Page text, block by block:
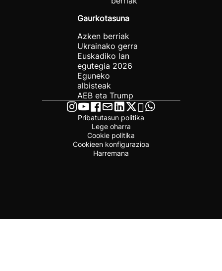
Gaurkotasuna
Azken berriak
Ukrainako gerra
Euskadiko lan
egutegia 2026
Eguneko
albisteak
AEB eta Trump
Pribatutasun politika
Lege oharra
Cookie politika
Cookieen konfigurazioa
Harremana